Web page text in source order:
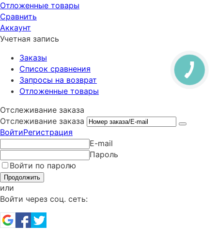
Отложенные товары
Сравнить
Аккаунт
Учетная запись
Заказы
Список сравнения
Запросы на возврат
Отложенные товары
Отслеживание заказа
Отслеживание заказа
ВойтиРегистрация
E-mail
Пароль
Войти по паролю
Продолжить
или
Войти через соц. сеть: